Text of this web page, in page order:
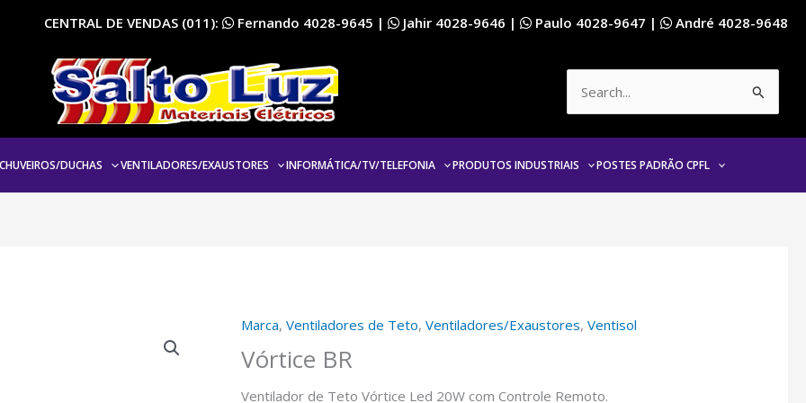
CENTRAL DE VENDAS (011): Fernando 4028-9645 | Jahir 4028-9646 | Paulo 4028-9647 | André 4028-9648
por:
CHUVEIROS/DUCHAS VENTILADORES/EXAUSTORES INFORMÁTICA/TV/TELEFONIA PRODUTOS INDUSTRIAIS POSTES PADRÃO CPFL
Marca,Ventiladores de Teto,Ventiladores/Exaustores,Ventisol
Vórtice BR
Ventilador de Teto Vórtice Led 20W com Controle Remoto.